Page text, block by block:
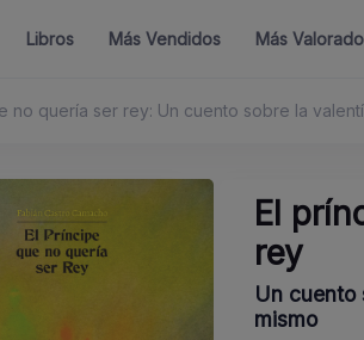
Libros Más Vendidos Más
no quería ser rey: Un cuento sobre la
El
rey
Un cuento
mismo